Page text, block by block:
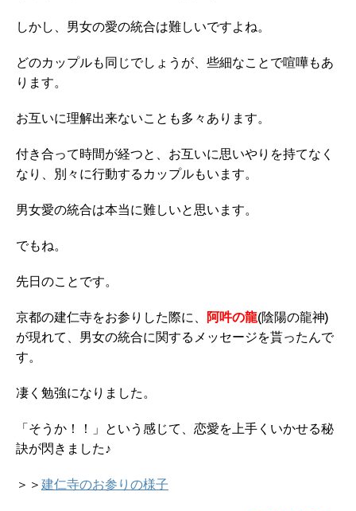
しかし、男女の愛の統合は難しいですよね。
どのカップルも同じでしょうが、些細なことで喧嘩もあ
ります。
お互いに理解出来ないことも多々あります。
付き合って時間が経つと、お互いに思いやりを持てなく
なり、別々に行動するカップルもいます。
男女愛の統合は本当に難しいと思います。
でもね。
先日のことです。
京都の建仁寺をお参りした際に、 阿吽の龍(陰陽の龍神)
が現れて、男女の統合に関するメッセージを貰ったんで
す。
凄く勉強になりました。
「そうか！！」という感じて、恋愛を上手くいかせる秘
訣が閃きました♪
＞＞ 建仁寺のお参りの様子